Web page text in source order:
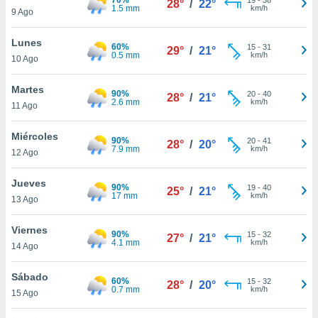
más
nuestra
y
de
disponible
cookies
aceptar
9 Ago
1.5 mm
28° / 22°
km/h
Lunes
10 Ago
60%
0.5 mm
29° / 21° 15- 31
km/h
Martes
11 Ago
90%
2.6 mm
28° / 21° 20- 40
km/h
Miércoles
12 Ago
90%
7.9 mm
28° / 20° 20- 41
km/h
Jueves
13 Ago
90%
17 mm
25° / 21° 19- 40
km/h
Viernes
14 Ago
90%
4.1 mm
27° / 21° 15- 32
km/h
Sábado
15 Ago
60%
0.7 mm
28° / 20° 15- 32
km/h